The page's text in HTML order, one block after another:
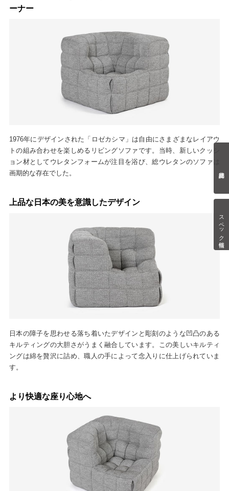
スペック情報
ーナー
1976年にデザインされた「ロゼカシマ」は自由にさまざまなレイアウ
トの組み合わせを楽しめるリビングソファです。当時、新しいクッシ
ョン材としてウレタンフォームが注目を浴び、総ウレタンのソファは
画期的な存在でした。
上品な日本の美を意識したデザイン
日本の障子を思わせる落ち着いたデザインと彫刻のような凹凸のある
キルティングの大胆さがうまく融合しています。この美しいキルティ
ングは綿を贅沢に詰め、職人の手によって念入りに仕上げられていま
す。
より快適な座り心地へ